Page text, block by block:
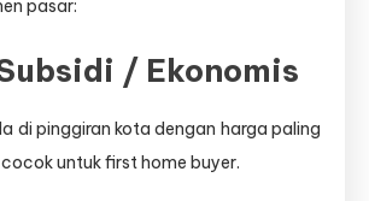
pasar:
/ Ekonomis
di pinggiran kota dengan harga paling
untuk first home buyer.